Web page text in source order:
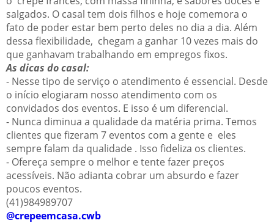
salgados. O casal tem dois filhos e hoje comemora o
fato de poder estar bem perto deles no dia a dia. Além
dessa flexibilidade, chegam a ganhar 10 vezes mais do
que ganhavam trabalhando em empregos fixos.
As dicas do casal:
- Nesse tipo de serviço o atendimento é essencial. Desde
o início elogiaram nosso atendimento com os
convidados dos eventos. E isso é um diferencial.
- Nunca diminua a qualidade da matéria prima. Temos
clientes que fizeram 7 eventos com a gente e eles
sempre falam da qualidade . Isso fideliza os clientes.
- Ofereça sempre o melhor e tente fazer preços
acessíveis. Não adianta cobrar um absurdo e fazer
poucos eventos.
(41)984989707
@crepeemcasa.cwb